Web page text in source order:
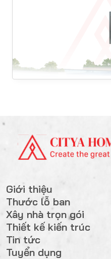
Giới thiệu
Thước lỗ ban
Xây nhà trọn gói
Thiết kế kiến trúc
Tin tức
Tuyển dụng